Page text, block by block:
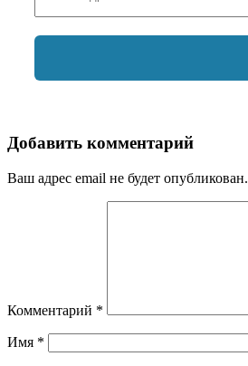
Добавить комментарий
Ваш адрес email не будет опубликован.
Комментарий *
Имя *